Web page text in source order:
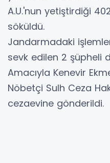
A.U.'nun yetiştirdiği
söküldü.
Jandarmadaki
sevk edilen 2 şüpheli
Amacıyla Kenevir
Nöbetçi Sulh Ceza
cezaevine gönderildi.